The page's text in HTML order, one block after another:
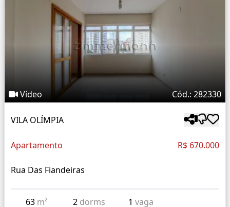
Vídeo Cód.: 282330
VILA OLÍMPIA
Apartamento R$ 670.000
Rua Das Fiandeiras
63 m² 2 dorms 1vaga